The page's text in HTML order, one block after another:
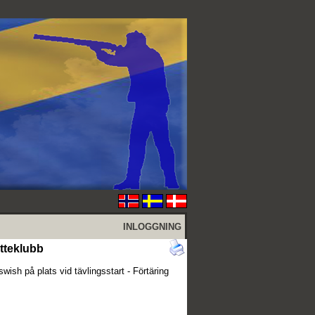
INLOGGNING
på plats vid tävlingsstart - Förtäring